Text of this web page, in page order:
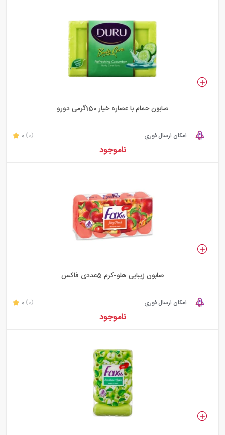
صابون حمام با عصاره خیار 150گرمی دورو
امکان ارسال فوری 0 (0)
ناموجود
صابون زیبایی هلو-کرم 5عددی فاکس
امکان ارسال فوری 0 (0)
ناموجود